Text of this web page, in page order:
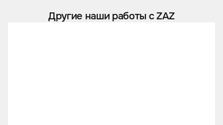
Другие наши работы с ZAZ